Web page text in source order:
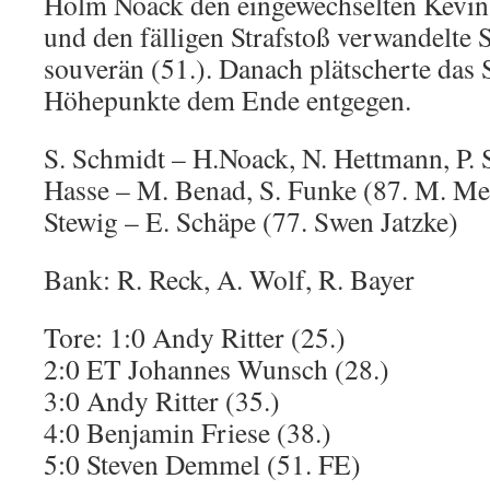
und den fälligen Strafstoß verwandelte
souverän (51.). Danach plätscherte das
Höhepunkte dem Ende entgegen.
S. Schmidt – H.Noack, N. Hettmann, P.
Hasse – M. Benad, S. Funke (87. M.
Stewig – E. Schäpe (77. Swen Jatzke)
Bank: R. Reck, A. Wolf, R. Bayer
Tore: 1:0 Andy Ritter (25.)
2:0 ET Johannes Wunsch (28.)
3:0 Andy Ritter (35.)
4:0 Benjamin Friese (38.)
5:0 Steven Demmel (51. FE)